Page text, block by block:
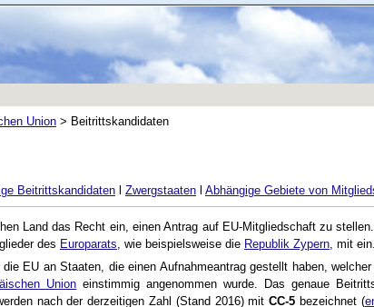
Union > Beitrittskandidaten
Beitrittskandidaten Zwergstaaten Abhängige Gebiete von
Land das Recht ein, einen Antrag auf EU-Mitgliedschaft zu
des Europarats , wie beispielsweise die Republik Zypern , mit ein.
EU an Staaten, die einen Aufnahmeantrag gestellt haben,
Union einstimmig angenommen wurde. Das genaue
nach der derzeitigen Zahl (Stand 2016) mitCC-5 bezeichnet (